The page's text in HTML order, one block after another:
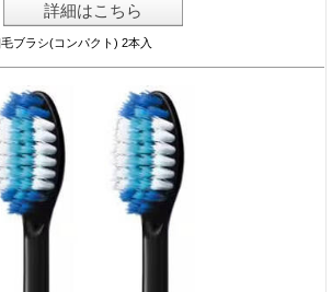
詳細はこちら
ブラシ(コンパクト) 2本入